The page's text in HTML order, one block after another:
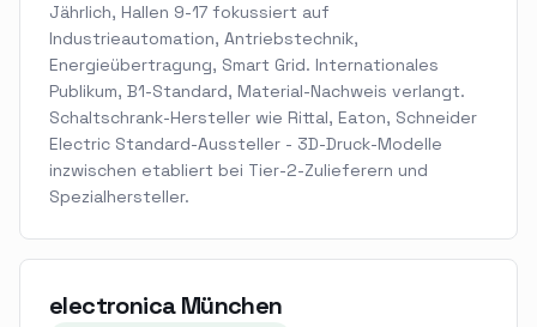
Jährlich, Hallen 9-17 fokussiert auf
Industrieautomation, Antriebstechnik,
Energieübertragung, Smart Grid. Internationales
Publikum, B1-Standard, Material-Nachweis verlangt.
Schaltschrank-Hersteller wie Rittal, Eaton, Schneider
Electric Standard-Aussteller - 3D-Druck-Modelle
inzwischen etabliert bei Tier-2-Zulieferern und
Spezialhersteller.
electronica München